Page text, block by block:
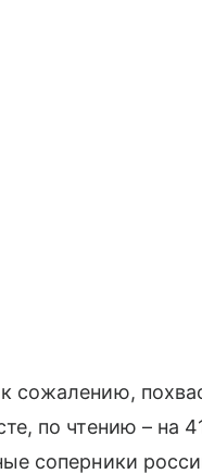
сожалению,
по чтению – на
соперники